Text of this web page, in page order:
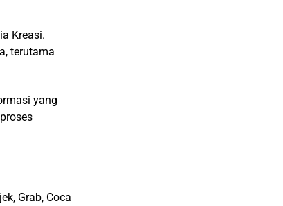
Kreasi.
terutama
yang
Grab, Coca